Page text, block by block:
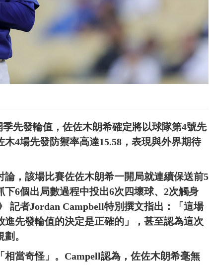
先發輪值，佐佐木朗希確定將以球隊第4號先
4場先發防禦率高達15.58，表現與外界期待
，該場比賽佐佐木朗希一開局就連續保送前5
6個出局數過程中投出6次四壞球、2次觸身
記者Jordan Campbell特別撰文指出：「這場
先發輪值的決定是正確的」，甚至認為這次
。
當奇怪」。Campell認為，佐佐木朗希毫無